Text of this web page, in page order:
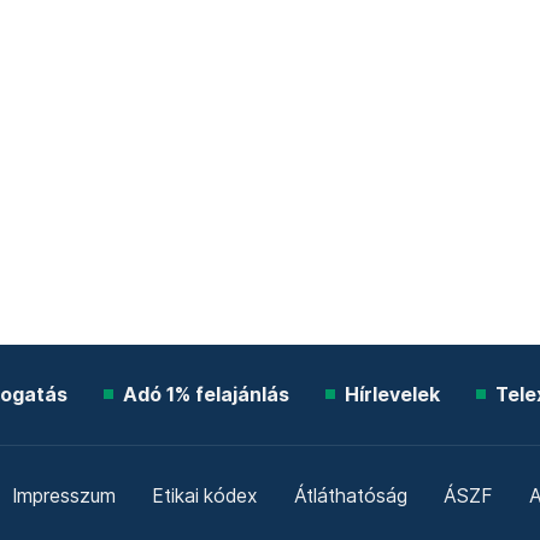
Adó 1% felajánlás Hírlevelek
Impresszum Etikai kódex Átláthatóság ÁSZF